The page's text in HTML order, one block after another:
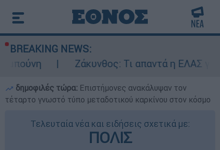
BREAKING NEWS:
Ζάκυνθος: Τι απαντά η ΕΛΑΣ για τους 8
δημοφιλές τώρα: Επιστήμονες ανακάλυψαν τον
τέταρτο γνωστό τύπο μεταδοτικού καρκίνου στον κόσμο
Τελευταία νέα και ειδήσεις σχετικά με:
ΠΟΛΙΣ